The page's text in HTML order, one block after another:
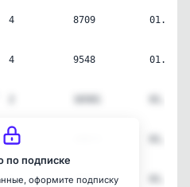
4 8709
4 9548
5
5 17318
по подписке
оформите подписку